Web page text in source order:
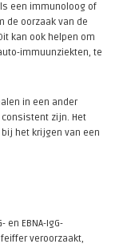
een immunoloog of
de oorzaak van de
kan ook helpen om
immuunziekten, te
in een ander
zijn. Het
het krijgen van een
EBNA-IgG-
veroorzaakt,